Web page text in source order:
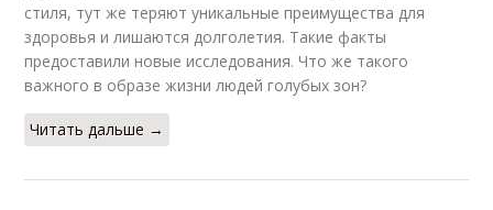
стиля, тут же теряют уникальные преимущества для
здоровья и лишаются долголетия. Такие факты
предоставили новые исследования. Что же такого
важного в образе жизни людей голубых зон?
Читать дальше →